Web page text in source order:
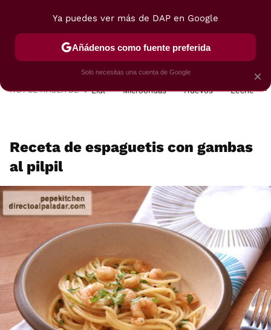
POSTRES VIAJES SELECCIÓN VEGUI
HOY SE HABLA DE Lidl Microondas Huevos Leche
Receta de espaguetis con gambas
al pilpil
×
Ya puedes ver más de DAP en Google
Añádenos como fuente preferida
Solo necesitas una cuenta de Google